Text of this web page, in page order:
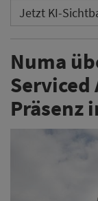
Jetzt KI-
Numa
Präsenz